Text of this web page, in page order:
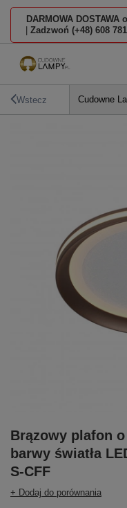
DARMOWA DOSTAWA
Zadzwoń (+48) 608
Wstecz Cudowne
Brązowy plafon
barwy światła
S-CFF
+ Dodaj do porównania